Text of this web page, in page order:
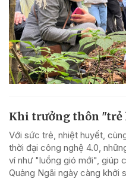
Khi trưởng thôn "trẻ
Với sức trẻ, nhiệt huyết,
thời đại công nghệ 4.0,
ví như "luồng gió mới", giúp
Quảng Ngãi ngày càng khởi